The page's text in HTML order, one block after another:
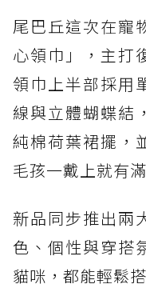
尾巴丘這次在寵
心領巾」，主打
領巾上半部採用
線與立體蝴蝶結
純棉荷葉裙擺，
毛孩一戴上就有
新品同步推出兩
色、個性與穿搭
貓咪，都能輕鬆